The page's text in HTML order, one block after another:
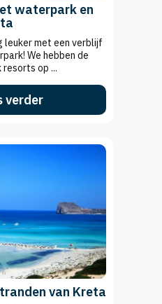
waterpark en
leuker met een verblijf
We hebben de
op ...
verder
van Kreta